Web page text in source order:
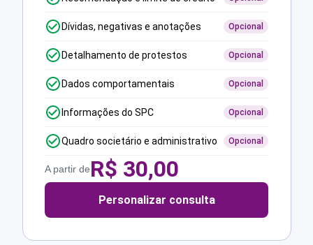
Dívidas, negativas e anotações Opcional
Detalhamento de protestos Opcional
Dados comportamentais Opcional
Informações do SPC Opcional
Quadro societário e administrativo Opcional
A partir deR$ 30,00
Personalizar consulta